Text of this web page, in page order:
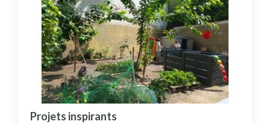
Projets inspirants